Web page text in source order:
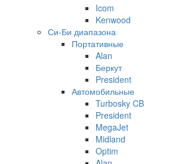
Icom
Kenwood
Си-Би диапазона
Портативные
Alan
Беркут
President
Автомобильные
Turbosky CB
President
MegaJet
Midland
Optim